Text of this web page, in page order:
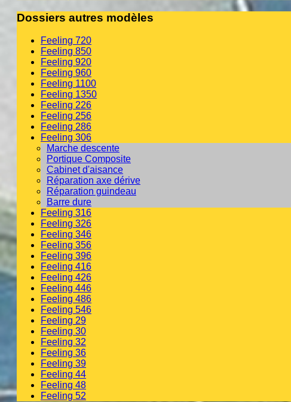
Dossiers autres modèles
Feeling 720
Feeling 850
Feeling 920
Feeling 960
Feeling 1100
Feeling 1350
Feeling 226
Feeling 256
Feeling 286
Feeling 306
Marche descente
Portique Composite
Cabinet d'aisance
Réparation axe dérive
Réparation guindeau
Barre dure
Feeling 316
Feeling 326
Feeling 346
Feeling 356
Feeling 396
Feeling 416
Feeling 426
Feeling 446
Feeling 486
Feeling 546
Feeling 29
Feeling 30
Feeling 32
Feeling 36
Feeling 39
Feeling 44
Feeling 48
Feeling 52